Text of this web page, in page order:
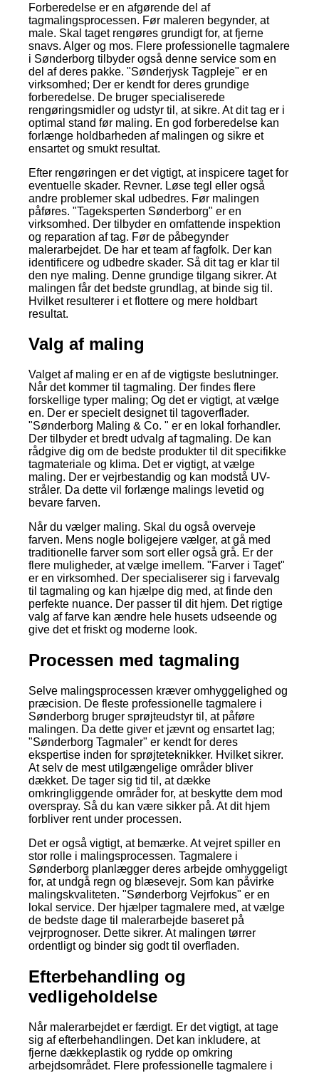
Forberedelse er en afgørende del af
tagmalingsprocessen. Før maleren begynder, at
male. Skal taget rengøres grundigt for, at fjerne
snavs. Alger og mos. Flere professionelle tagmalere
i Sønderborg tilbyder også denne service som en
del af deres pakke. "Sønderjysk Tagpleje" er en
virksomhed; Der er kendt for deres grundige
forberedelse. De bruger specialiserede
rengøringsmidler og udstyr til, at sikre. At dit tag er i
optimal stand før maling. En god forberedelse kan
forlænge holdbarheden af malingen og sikre et
ensartet og smukt resultat.
Efter rengøringen er det vigtigt, at inspicere taget for
eventuelle skader. Revner. Løse tegl eller også
andre problemer skal udbedres. Før malingen
påføres. "Tageksperten Sønderborg" er en
virksomhed. Der tilbyder en omfattende inspektion
og reparation af tag. Før de påbegynder
malerarbejdet. De har et team af fagfolk. Der kan
identificere og udbedre skader. Så dit tag er klar til
den nye maling. Denne grundige tilgang sikrer. At
malingen får det bedste grundlag, at binde sig til.
Hvilket resulterer i et flottere og mere holdbart
resultat.
Valg af maling
Valget af maling er en af de vigtigste beslutninger.
Når det kommer til tagmaling. Der findes flere
forskellige typer maling; Og det er vigtigt, at vælge
en. Der er specielt designet til tagoverflader.
"Sønderborg Maling & Co. " er en lokal forhandler.
Der tilbyder et bredt udvalg af tagmaling. De kan
rådgive dig om de bedste produkter til dit specifikke
tagmateriale og klima. Det er vigtigt, at vælge
maling. Der er vejrbestandig og kan modstå UV-
stråler. Da dette vil forlænge malings levetid og
bevare farven.
Når du vælger maling. Skal du også overveje
farven. Mens nogle boligejere vælger, at gå med
traditionelle farver som sort eller også grå. Er der
flere muligheder, at vælge imellem. "Farver i Taget"
er en virksomhed. Der specialiserer sig i farvevalg
til tagmaling og kan hjælpe dig med, at finde den
perfekte nuance. Der passer til dit hjem. Det rigtige
valg af farve kan ændre hele husets udseende og
give det et friskt og moderne look.
Processen med tagmaling
Selve malingsprocessen kræver omhyggelighed og
præcision. De fleste professionelle tagmalere i
Sønderborg bruger sprøjteudstyr til, at påføre
malingen. Da dette giver et jævnt og ensartet lag;
"Sønderborg Tagmaler" er kendt for deres
ekspertise inden for sprøjteteknikker. Hvilket sikrer.
At selv de mest utilgængelige områder bliver
dækket. De tager sig tid til, at dække
omkringliggende områder for, at beskytte dem mod
overspray. Så du kan være sikker på. At dit hjem
forbliver rent under processen.
Det er også vigtigt, at bemærke. At vejret spiller en
stor rolle i malingsprocessen. Tagmalere i
Sønderborg planlægger deres arbejde omhyggeligt
for, at undgå regn og blæsevejr. Som kan påvirke
malingskvaliteten. "Sønderborg Vejrfokus" er en
lokal service. Der hjælper tagmalere med, at vælge
de bedste dage til malerarbejde baseret på
vejrprognoser. Dette sikrer. At malingen tørrer
ordentligt og binder sig godt til overfladen.
Efterbehandling og
vedligeholdelse
Når malerarbejdet er færdigt. Er det vigtigt, at tage
sig af efterbehandlingen. Det kan inkludere, at
fjerne dækkeplastik og rydde op omkring
arbejdsområdet. Flere professionelle tagmalere i